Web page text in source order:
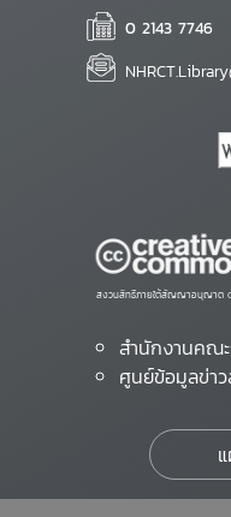
0 2143 7746
สงวนสิทธิ์ภายใต้สัญญาอนุญาต
สำนักงานคณ
ศูนย์ข้อมูลข่าว